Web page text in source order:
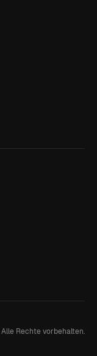
Alle Rechte vorbehalten.